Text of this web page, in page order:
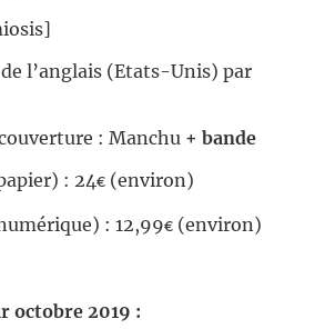
l’anglais (Etats-Unis) par
: Manchu + bande
: 24€(environ)
: 12,99€(environ)
octobre 2019 :